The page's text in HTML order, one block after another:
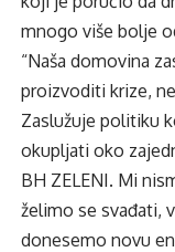
mnogo više bolje
“Naša domovina
proizvoditi krize,
Zaslužuje politiku
okupljati oko
BH ZELENI. Mi
želimo se svađati,
donesemo novu